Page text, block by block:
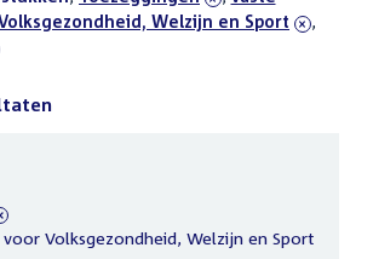
filter
filter
Welzijn en Sport
,
voor Volksgezondheid, Welzijn en Sport